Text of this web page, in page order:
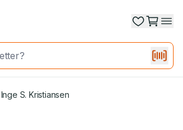
Inge S. Kristiansen